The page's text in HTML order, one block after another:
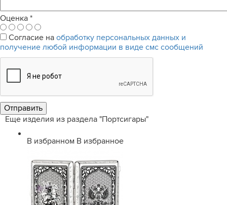
Оценка *
Согласие на обработку персональных данных и
получение любой информации в виде смс сообщений
Еще изделия из раздела "Портсигары"
В избранном В избранное